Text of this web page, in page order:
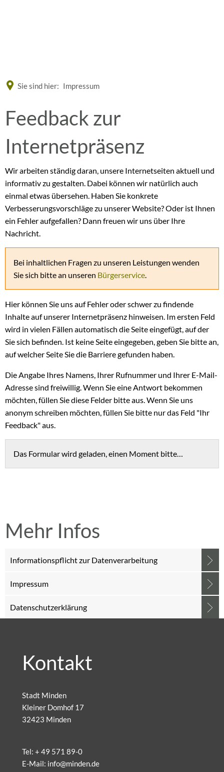
Sie sind hier: Impressum
Feedback
zur
Internetseite
Feedback zur
Internetpräsenz
Wir arbeiten ständig daran, unsere Internetseiten aktuell und
informativ zu gestalten. Dabei können wir natürlich auch
einmal etwas übersehen. Haben Sie konkrete
Verbesserungsvorschläge zu unserer Website? Oder ist Ihnen
ein Fehler aufgefallen? Dann freuen wir uns über Ihre
Nachricht.
Bei inhaltlichen Fragen zu unseren Leistungen wenden
Sie sich bitte an unseren Bürgerservice.
Hier können Sie uns auf Fehler oder schwer zu findende
Inhalte auf unserer Internetpräsenz hinweisen. Im ersten Feld
wird in vielen Fällen automatisch die Seite eingefügt, auf der
Sie sich befinden. Ist keine Seite eingegeben, geben Sie bitte an,
auf welcher Seite Sie die Barriere gefunden haben.
Die Angabe Ihres Namens, Ihrer Rufnummer und Ihrer E-Mail-
Adresse sind freiwillig. Wenn Sie eine Antwort bekommen
möchten, füllen Sie diese Felder bitte aus. Wenn Sie uns
anonym schreiben möchten, füllen Sie bitte nur das Feld "Ihr
Feedback" aus.
Das Formular wird geladen, einen Moment bitte…
Mehr Infos
Informationspflicht zur Datenverarbeitung
Impressum
Datenschutzerklärung
Kontakt
Stadt Minden
Kleiner Domhof 17
32423 Minden
Tel: + 49 571 89-0
E-Mail: info@minden.de